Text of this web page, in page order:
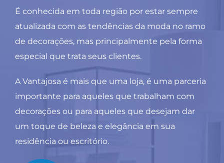
É conhecida em toda região por estar sempre
atualizada com as tendências da moda no ramo
de decorações, mas principalmente pela forma
especial que trata seus clientes.
A Vantajosa é mais que uma loja, é uma parceria
importante para aqueles que trabalham com
decorações ou para aqueles que desejam dar
um toque de beleza e elegância em sua
residência ou escritório.